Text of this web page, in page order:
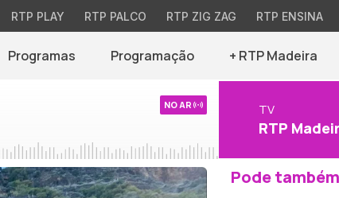
RTP PLAY RTP PALCO RTP ZIG ZAG RTP ENSINA
Programas Programação + RTP Madeira
NO AR TV
RTP
Pode